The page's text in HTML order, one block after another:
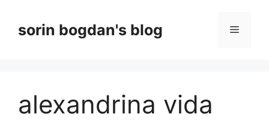
contentsorin bogdan's blog Menu
alexandrina vida